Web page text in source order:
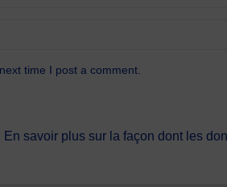
time I post a comment.
En savoir plus sur la façon dont les